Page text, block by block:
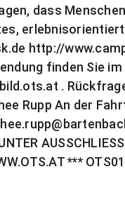
dass
http://
finden Sie
.
Rupp An der
***